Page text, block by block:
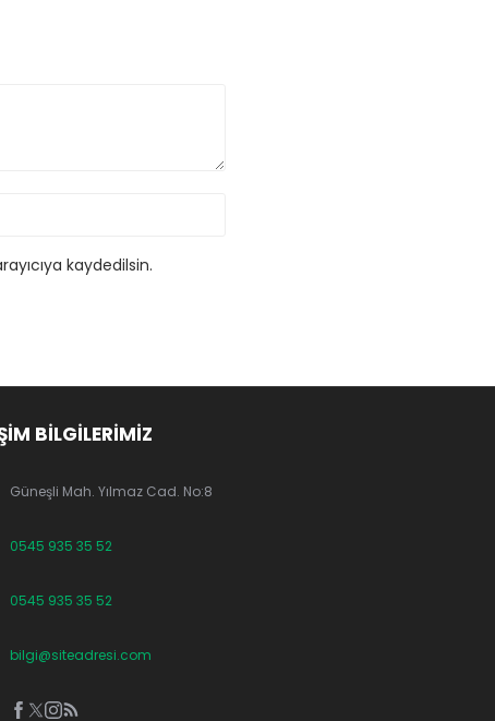
kaydedilsin.
BİLGİLERİMİZ
Güneşli Mah. Yılmaz Cad. No:8
0545 935 35 52
0545 935 35 52
bilgi@siteadresi.com